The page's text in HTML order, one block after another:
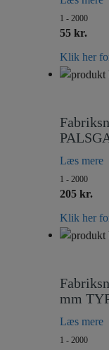
1 - 2000
55 kr.
Klik her
Læs mere
1 - 2000
205 kr.
Klik her
mm
Læs mere
1 - 2000